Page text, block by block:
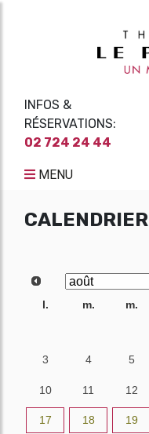
INFOS &
RÉSERVATIONS:
02 724 24 44
MENU
CALENDRIER
l. m. m.
3 4 5
10 11 12
17 18 19